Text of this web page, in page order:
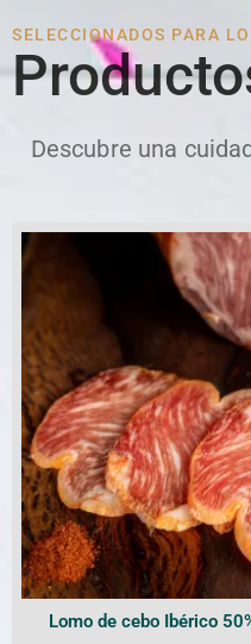
SELECCIONADOS PARA
Descubre una
Lomo de cebo Ibérico